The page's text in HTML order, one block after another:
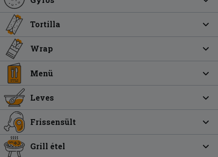
Tortilla
Wrap
Menü
Leves
Frissensült
Grill étel